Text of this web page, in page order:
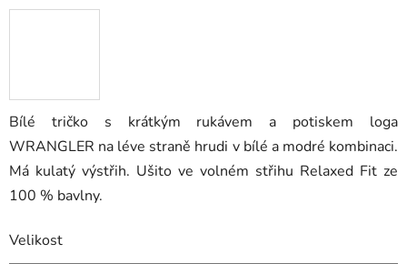
Bílé tričko s krátkým rukávem a potiskem loga
WRANGLER na léve straně hrudi v bílé a modré kombinaci.
Má kulatý výstřih. Ušito ve volném střihu Relaxed Fit ze
100 % bavlny.
Velikost